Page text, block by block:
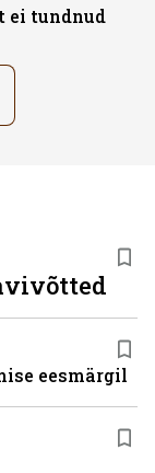
ei tundnud
eesmärgil